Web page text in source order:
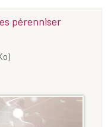
pérenniser